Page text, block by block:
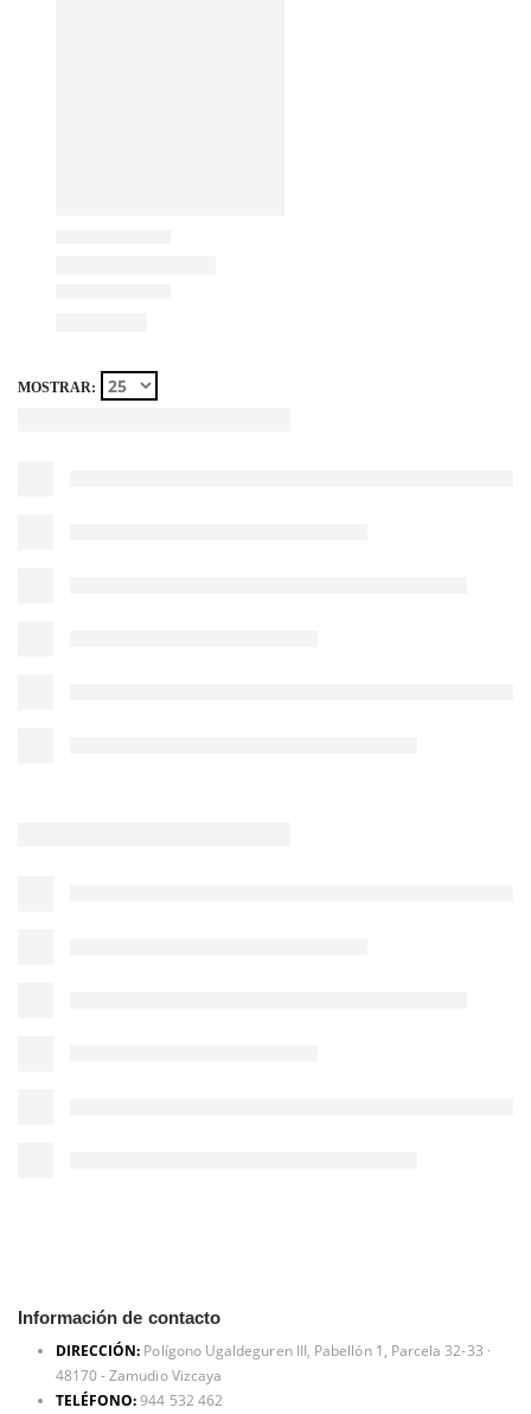
MOSTRAR:
Información de contacto
DIRECCIÓN: Polígono Ugaldeguren III, Pabellón 1, Parcela 32-33 ·
48170 - Zamudio Vizcaya
TELÉFONO:944 532 462